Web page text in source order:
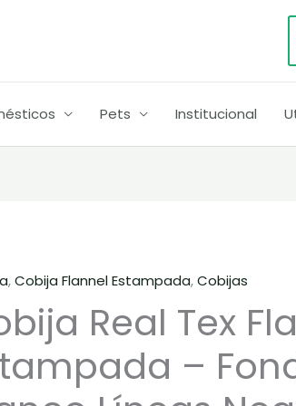
Pets Institucional
,Cobija Flannel Estampada,Cobijas
Real Tex
–
Rango
de
precios: